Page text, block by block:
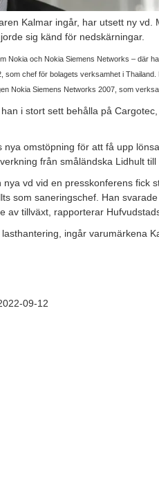
Kalmar ingår, har utsett ny vd.
sig känd för nedskärningar.
Nokia och Nokia Siemens Networks – där
som chef för bolagets verksamhet i
Nokia Siemens Networks 2007, som
i stort sett behålla på
omstöpning för att få upp
från småländska Lidhult till
vd vid en presskonferens fick
som saneringschef. Han
av tillväxt, rapporterar
ingår varumärkena
09-12